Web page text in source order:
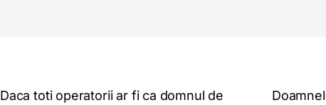
Daca toti operatorii ar fi ca domnul de